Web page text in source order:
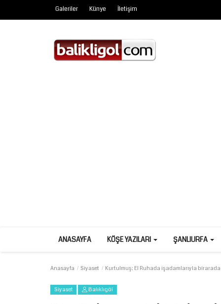
Galeriler Künye İletişim
ANASAYFA KÖŞE YAZILARI ŞANLIURFA
Anasayfa Siyaset Kurtulmuş; El Ruhada işadamlarıyla birarada
Siyaset Balıklıgöl